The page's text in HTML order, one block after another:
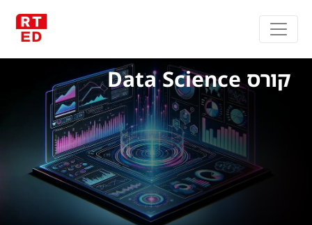
קורס Data Science